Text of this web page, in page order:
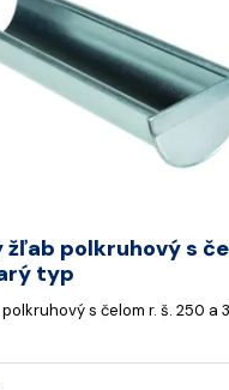
žľab polkruhový s
typ
s čelom r. š. 250 a